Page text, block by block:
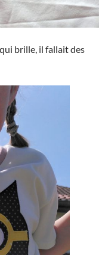
brille, il fallait des